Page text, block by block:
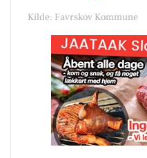
Kilde: Favrskov Kommune